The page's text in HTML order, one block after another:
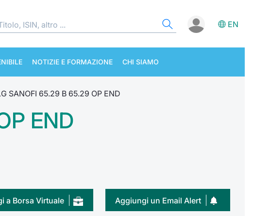
EN
NOTIZIE E FORMAZIONE CHI SIAMO
SANOFI 65.29 B 65.29 OP END
END
Aggiungi un Email Alert
a Borsa Virtuale